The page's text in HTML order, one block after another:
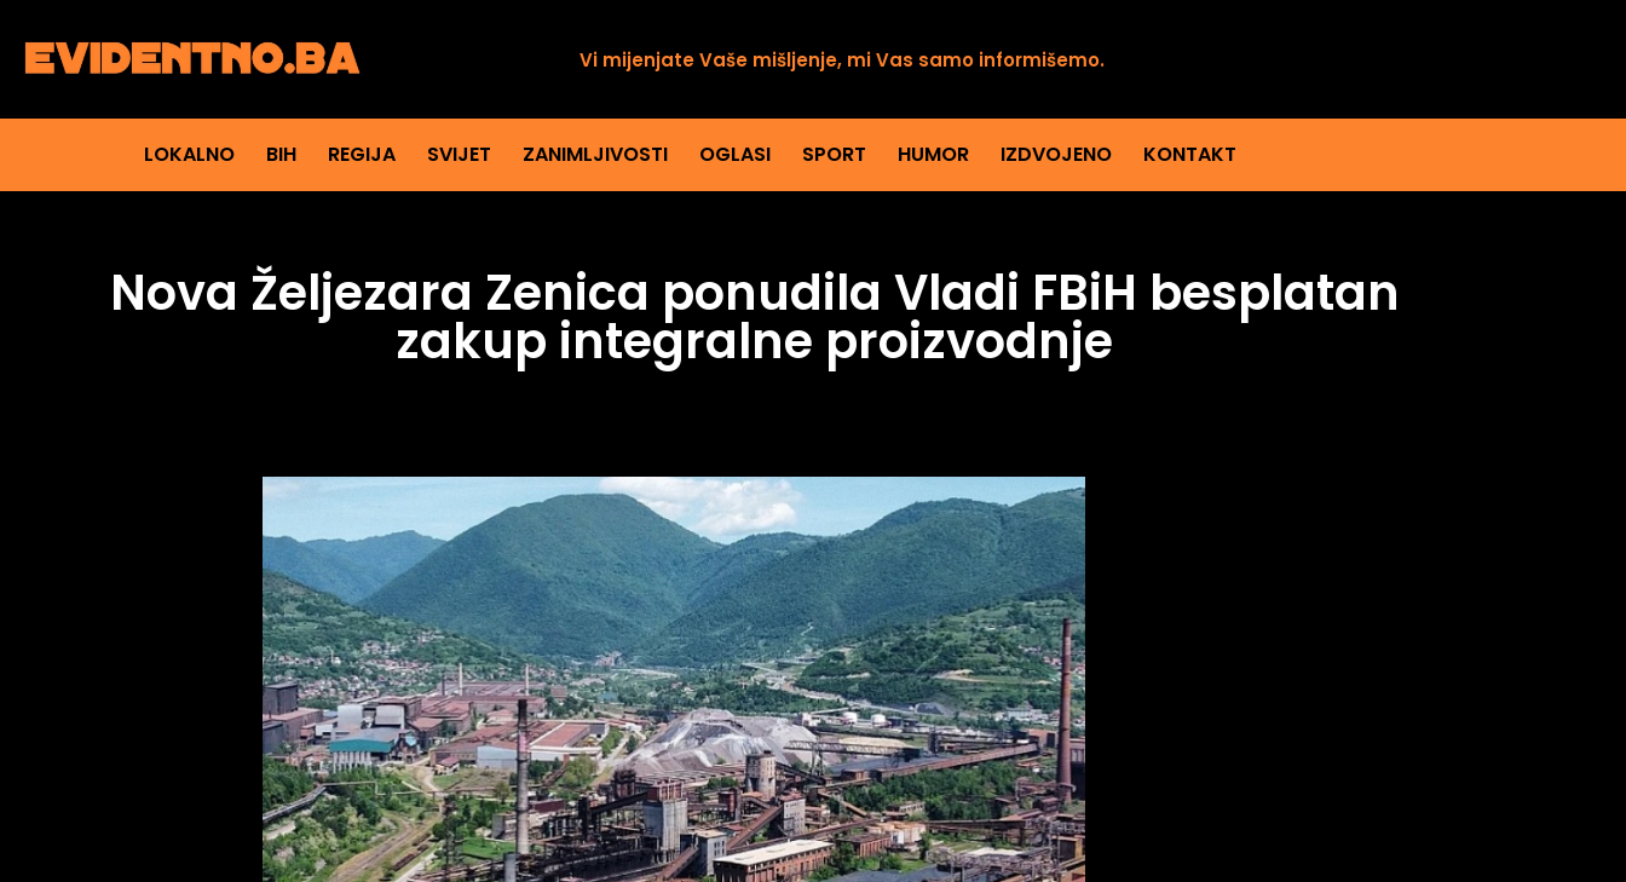
Vi mijenjate Vaše mišljenje, mi Vas samo informišemo.
LOKALNO BIH REGIJA SVIJET ZANIMLJIVOSTI OGLASI SPORT HUMOR IZDVOJENO KONTAKT
Nova Željezara Zenica ponudila Vladi FBiH besplatan
zakup integralne proizvodnje